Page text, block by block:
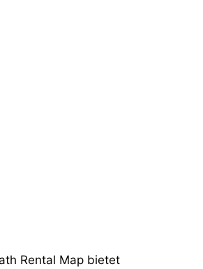
Rental Map bietet